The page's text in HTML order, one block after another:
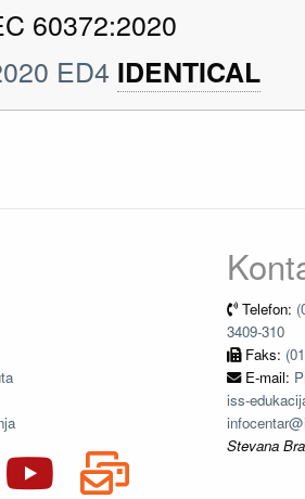
60372:2020
ED4 IDENTICAL
Telefon:
3409-310
Faks:
E-mail:
iss-
Stevana